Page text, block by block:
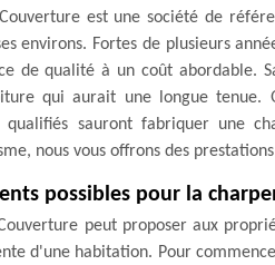
est une société de
environs. Fortes de plusieurs
de qualité à un coût abordable.
qui aurait une longue
qualifiés sauront fabriquer une
nous vous offrons des
possibles pour la
peut proposer aux
d'une habitation. Pour